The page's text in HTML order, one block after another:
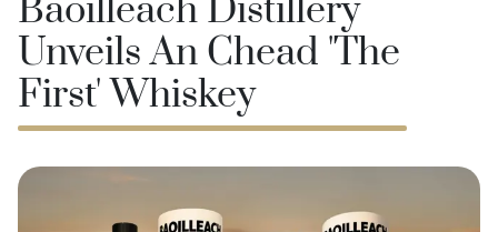
Baoilleach Distillery
Unveils An Chead 'The
First' Whiskey